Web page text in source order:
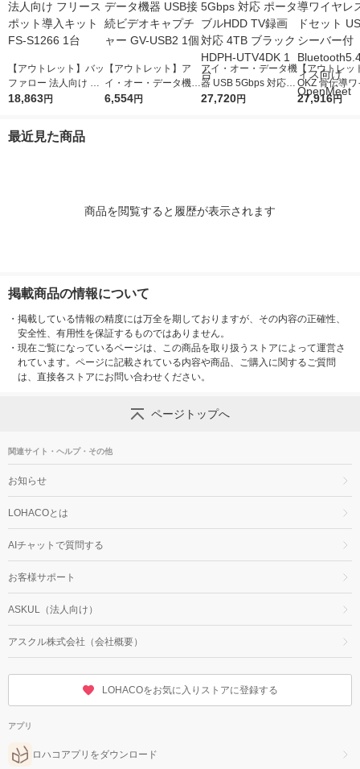
【アウトレット】バッ
ファロー 法人向け フ
リースポット導入キッ
18,863円
【アウトレット】ア
イ・オー・データ機器
USB接続ビデオキャ
6,554円
アイ・オー・データ機
器 USB 5Gbps 対応
ポータブルHDD TV録
27,720円
【アウトレッ
OKZ 骨伝導
スヘッドセッ
27,916円
最近見た商品
商品を閲覧すると履歴が表示されます
掲載商品の情報について
・ 掲載している情報の精度には万全を期しておりますが、その内容の正確性、
安全性、有用性を保証するものではありません。
・ 現在ご覧になっているページは、この商品を取り扱うストアによって運営さ
れています。ページに記載されている内容や商品、ご購入に関するご質問
は、直接各ストアにお問い合わせください。
ページトップへ
関連サイト・ヘルプ・その他
お知らせ
LOHACOとは
AIチャットで質問する
お客様サポート
ASKUL（法人向け）
アスクル株式会社（会社概要）
LOHACOをお気に入りストアに登録する
アプリ
ロハコアプリをダウンロード